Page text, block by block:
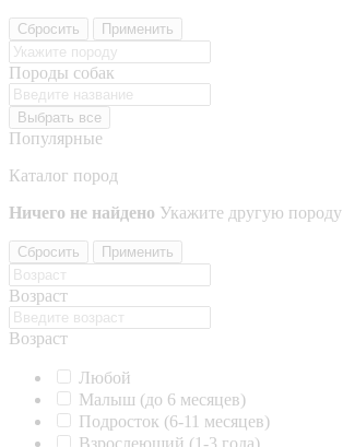
Сбросить Применить
Породы собак
Выбрать все
Популярные
Каталог пород
Ничего не найдено Укажите другую породу
Сбросить Применить
Возраст
Возраст
Любой
Малыш (до 6 месяцев)
Подросток (6-11 месяцев)
Взрослеющий (1-3 года)